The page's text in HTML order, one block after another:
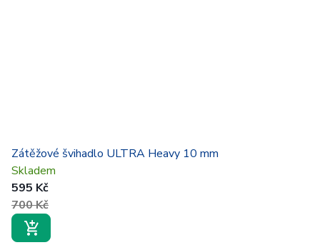
Zátěžové švihadlo ULTRA Heavy 10 mm
Skladem
595 Kč
700 Kč